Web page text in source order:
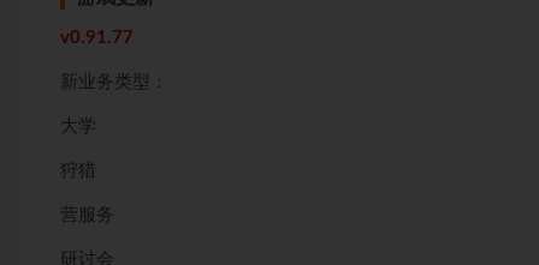
v0.91.77
新业务类型：
大学
狩猎
营服务
研讨会